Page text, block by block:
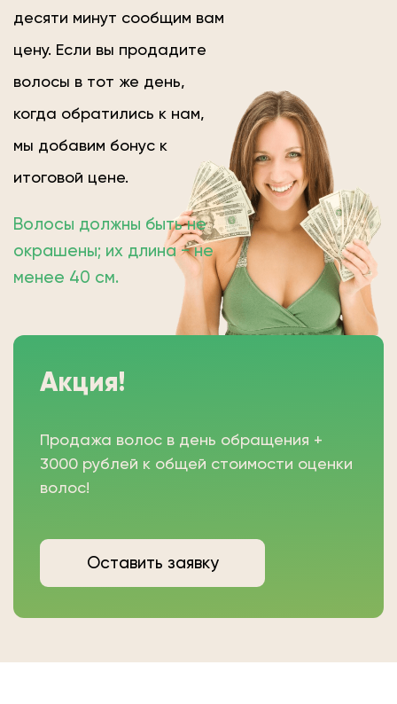
десяти минут сообщим вам
цену. Если вы продадите
волосы в тот же день,
когда обратились к нам,
мы добавим бонус к
итоговой цене.
Волосы должны быть не
окрашены; их длина − не
менее 40 см.
Акция!
Продажа волос в день обращения +
3000 рублей к общей стоимости оценки
волос!
Оставить заявку